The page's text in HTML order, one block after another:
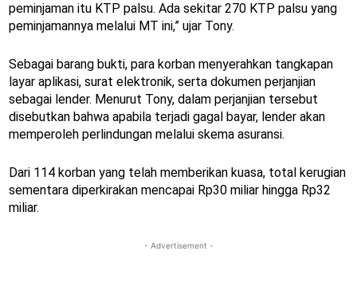
peminjaman itu KTP palsu. Ada sekitar 270 KTP palsu yang
peminjamannya melalui MT ini,” ujar Tony.
Sebagai barang bukti, para korban menyerahkan tangkapan
layar aplikasi, surat elektronik, serta dokumen perjanjian
sebagai lender. Menurut Tony, dalam perjanjian tersebut
disebutkan bahwa apabila terjadi gagal bayar, lender akan
memperoleh perlindungan melalui skema asuransi.
Dari 114 korban yang telah memberikan kuasa, total kerugian
sementara diperkirakan mencapai Rp30 miliar hingga Rp32
miliar.
- Advertisement -